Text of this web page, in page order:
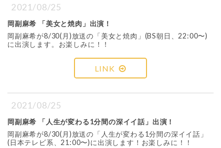
2021/08/25
岡副麻希 「美女と焼肉」出演！
岡副麻希が8/30(月)放送の「美女と焼肉」(BS朝日、22:00〜)
に出演します。お楽しみに！！
LINK
2021/08/25
岡副麻希 「人生が変わる1分間の深イイ話」出演！
岡副麻希が8/30(月)放送の「人生が変わる1分間の深イイ話」
(日本テレビ系、21:00〜)に出演します！お楽しみに！！